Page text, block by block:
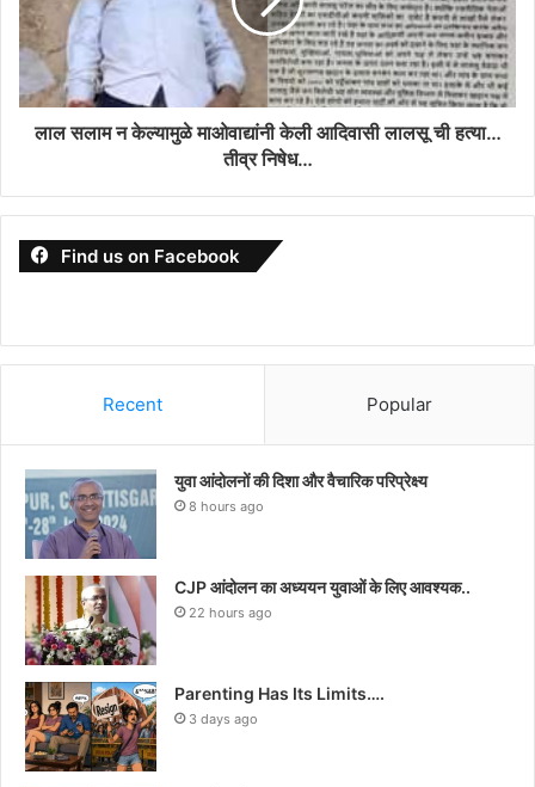
लाल सलाम न केल्यामुळे माओवाद्यांनी केली आदिवासी लालसू ची हत्या…
तीव्र निषेध…
Find us on Facebook
Recent Popular
युवा आंदोलनों की दिशा और वैचारिक परिप्रेक्ष्य
8 hours ago
CJP आंदोलन का अध्ययन युवाओं के लिए आवश्यक..
22 hours ago
Parenting Has Its Limits….
3 days ago